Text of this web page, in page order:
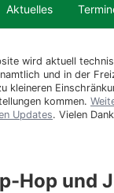
Aktuelles
wird aktuell
und in der
kleineren
kommen.
Updates. Vielen
Hop und